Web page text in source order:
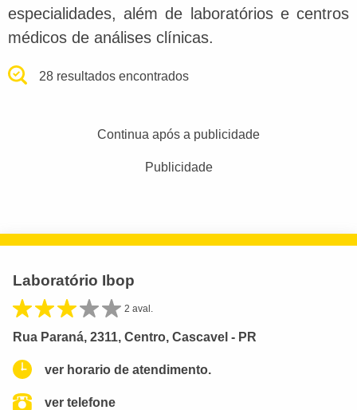
especialidades, além de laboratórios e centros
médicos de análises clínicas.
28 resultados encontrados
Continua após a publicidade
Publicidade
Laboratório Ibop
2 aval.
Rua Paraná, 2311, Centro, Cascavel - PR
ver horario de atendimento.
ver telefone